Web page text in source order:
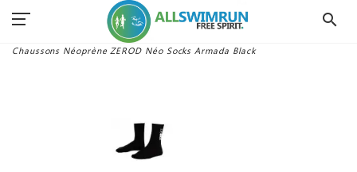
search
Combinaisons Swimrun
Accessoires
Chaussons Néoprène ZEROD Néo Socks Armada Black